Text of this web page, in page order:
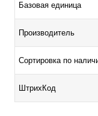
Базовая единица
Производитель
Сортировка по
ШтрихКод